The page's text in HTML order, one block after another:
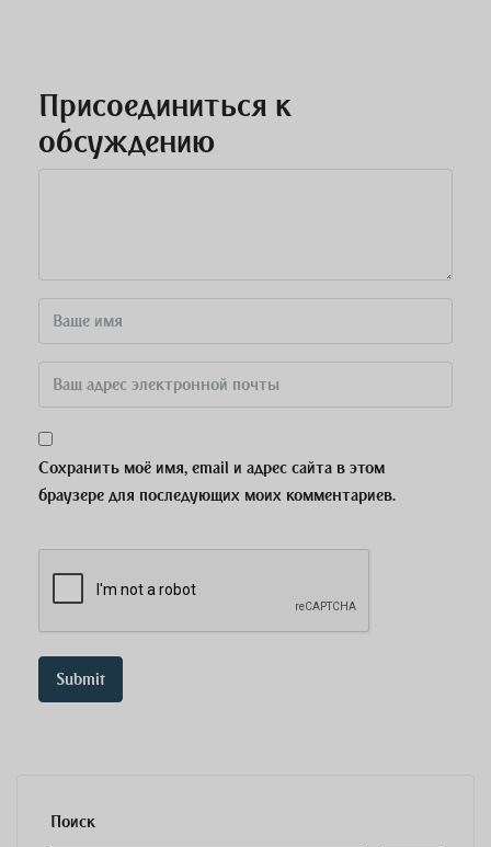
Присоединиться к
обсуждению
Сохранить моё имя, email и адрес сайта в этом
браузере для последующих моих комментариев.
Поиск